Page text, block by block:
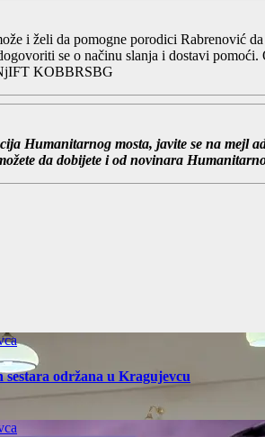
i želi da pomogne porodici Rabrenović
se o načinu slanja i dostavi
KOBBRSBG
Humanitarnog mosta, javite se na mejl
da dobijete i od novinara
održana u Kragujevcu